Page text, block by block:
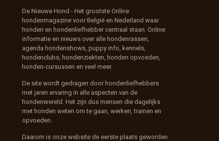
De Nieuwe Hond - Het grootste Online
hondenmagazine voor België en Nederland waar
honden en hondenliefhebber centraal staan. Online
informatie en nieuws over alle hondenrassen,
agenda hondenshows, puppy info, kennels,
hondenclubs, hondenziekten, honden opvoeden,
honden-cursussen en veel meer.
De site wordt gedragen door hondenliefhebbers
met jaren ervaring in alle aspecten van de
hondenwereld. Het zijn dus mensen die dagelijks
met honden weten om te gaan, werken, trainen en
opvoeden.
Daarom is onze website de eerste plaats geworden